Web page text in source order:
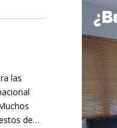
las
de…